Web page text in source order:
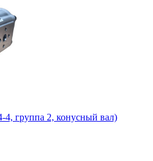
группа 2, конусный вал)